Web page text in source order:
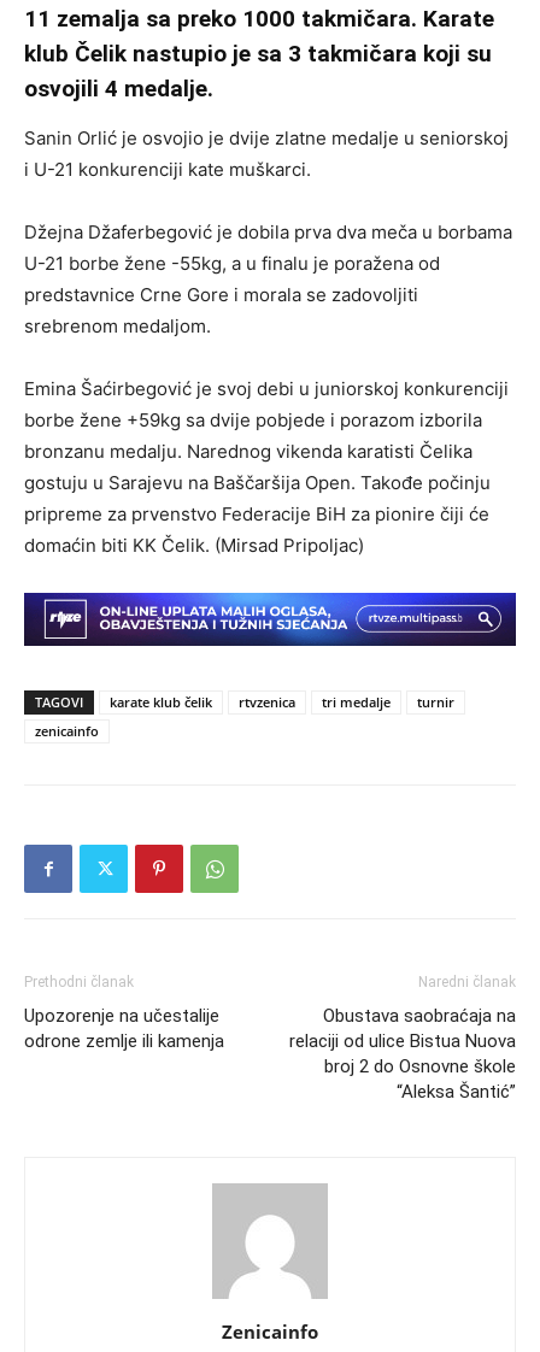
11 zemalja sa preko 1000 takmičara. Karate
klub Čelik nastupio je sa 3 takmičara koji su
osvojili 4 medalje.
Sanin Orlić je osvojio je dvije zlatne medalje u seniorskoj
i U-21 konkurenciji kate muškarci.
Džejna Džaferbegović je dobila prva dva meča u borbama
U-21 borbe žene -55kg, a u finalu je poražena od
predstavnice Crne Gore i morala se zadovoljiti
srebrenom medaljom.
Emina Šaćirbegović je svoj debi u juniorskoj konkurenciji
borbe žene +59kg sa dvije pobjede i porazom izborila
bronzanu medalju. Narednog vikenda karatisti Čelika
gostuju u Sarajevu na Baščaršija Open. Takođe počinju
pripreme za prvenstvo Federacije BiH za pionire čiji će
domaćin biti KK Čelik. (Mirsad Pripoljac)
TAGOVI karate klub čelik rtvzenica tri medalje
turnir
zenicainfo
Prethodni članak
Upozorenje na učestalije
odrone zemlje ili kamenja
Naredni članak
Obustava saobraćaja na
relaciji od ulice Bistua Nuova
broj 2 do Osnovne škole
“Aleksa Šantić”
Zenicainfo